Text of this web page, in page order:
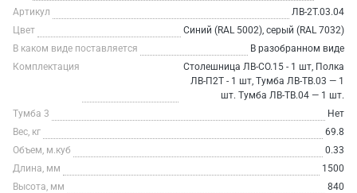
Артикул
ЛВ-2Т.03.04
Цвет
Синий (RAL 5002), серый (RAL 7032)
В каком виде поставляется
В разобранном виде
Комплектация
Столешница ЛВ-СО.15 - 1 шт, Полка
ЛВ-П2Т - 1 шт, Тумба ЛВ-ТВ.03 — 1
шт. Тумба ЛВ-ТВ.04 — 1 шт.
Тумба 3
Нет
Вес, кг
69.8
Объем, м.куб
0.33
Длина, мм
1500
Высота, мм
840